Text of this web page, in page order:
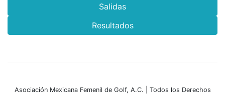
Salidas
Resultados
Asociación Mexicana Femenil de Golf, A.C. | Todos los Derechos